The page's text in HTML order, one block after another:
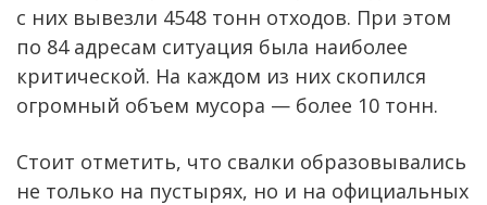
с них вывезли 4548 тонн отходов. При этом
по 84 адресам ситуация была наиболее
критической. На каждом из них скопился
огромный объем мусора — более 10 тонн.
Стоит отметить, что свалки образовывались
не только на пустырях, но и на официальных